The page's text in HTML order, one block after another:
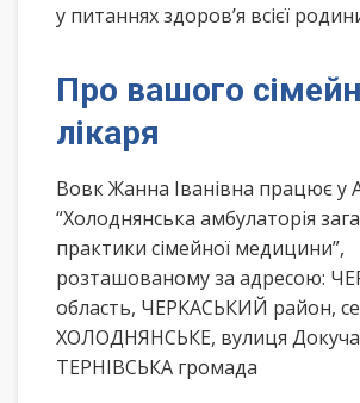
у питаннях здоров’я всієї
Про вашого
лікаря
Вовк Жанна Іванівна працює у
“Холоднянська амбулаторія
практики сімейної медицини”,
розташованому за адресою:
область, ЧЕРКАСЬКИЙ район,
ХОЛОДНЯНСЬКЕ, вулиця
ТЕРНІВСЬКА громада